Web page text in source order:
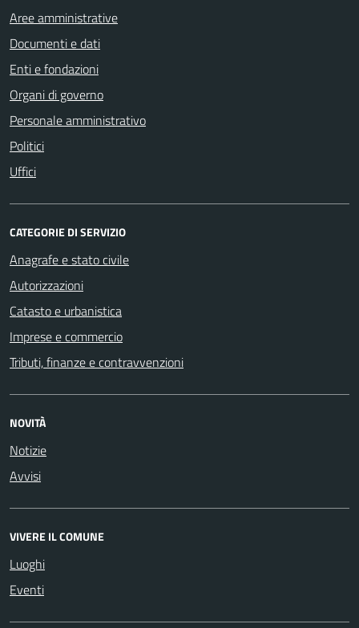
Aree amministrative
Documenti e dati
Enti e fondazioni
Organi di governo
Personale amministrativo
Politici
Uffici
CATEGORIE DI SERVIZIO
Anagrafe e stato civile
Autorizzazioni
Catasto e urbanistica
Imprese e commercio
Tributi, finanze e contravvenzioni
NOVITÀ
Notizie
Avvisi
VIVERE IL COMUNE
Luoghi
Eventi